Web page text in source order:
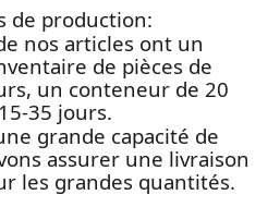
de production:
nos articles ont un
de pièces de
un conteneur de 20
35 jours.
grande capacité de
assurer une livraison
les grandes quantités.